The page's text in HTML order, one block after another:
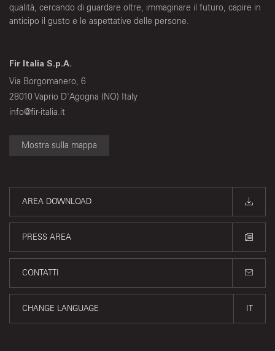
qualità, cercando di guardare oltre, immaginare il futuro, capire in
anticipo il gusto e le aspettative delle persone.
Fir Italia S.p.A.
Via Borgomanero, 6
28010 Vaprio D'Agogna (NO) Italy
info@fir-italia.it
Mostra sulla mappa
AREA DOWNLOAD
PRESS AREA
CONTATTI
CHANGE LANGUAGE IT